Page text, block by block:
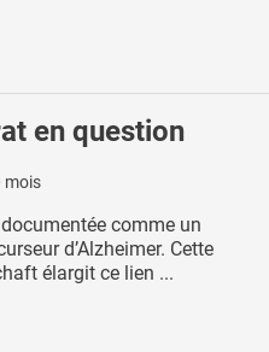
en question
mois
comme un
d’Alzheimer. Cette
élargit ce lien ...